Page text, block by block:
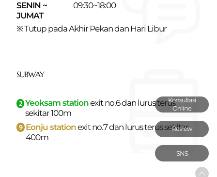
SENIN ~
JUMAT
09:30~18:00
※ Tutup pada Akhir Pekan dan Hari Libur
SUBWAY
2 Yeoksam stationexit no.6 dan lurus terus
sekitar 100m
9 Eonju stationexit no.7 dan lurus terus sekitar
400m
Konsultasi
Online
Review
SNS